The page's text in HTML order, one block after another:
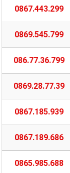
0867.443.299
0869.545.799
086.77.36.799
0869.28.77.39
0867.185.939
0867.189.686
0865.985.688